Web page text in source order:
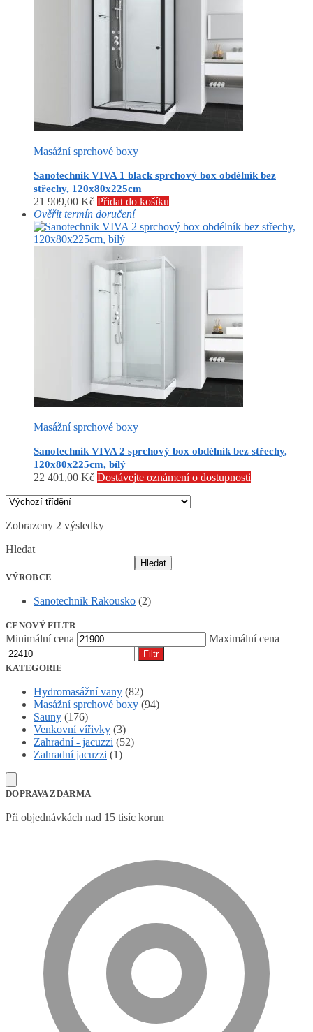
Masážní sprchové boxy
Sanotechnik VIVA 1 black sprchový box obdélník bez
střechy, 120x80x225cm
21 909,00 Kč Přidat do košíku
Ověřit termín doručení
Masážní sprchové boxy
Sanotechnik VIVA 2 sprchový box obdélník bez střechy,
120x80x225cm, bílý
22 401,00 Kč Dostávejte oznámení o dostupnosti
Zobrazeny 2 výsledky
Hledat
Hledat
VÝROBCE
Sanotechnik Rakousko (2)
CENOVÝ FILTR
Minimální cena Maximální cena
Filtr
KATEGORIE
Hydromasážní vany (82)
Masážní sprchové boxy (94)
Sauny (176)
Venkovní vířivky (3)
Zahradní - jacuzzi (52)
Zahradní jacuzzi (1)
DOPRAVA ZDARMA
Při objednávkách nad 15 tisíc korun